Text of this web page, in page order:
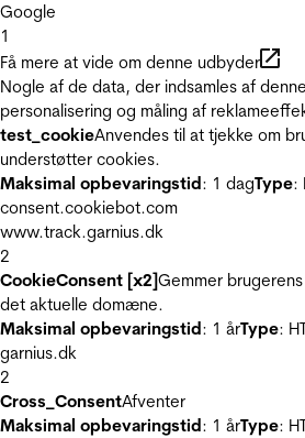
Google
1
Få mere at vide om denne udbyder
Nogle af de data, der indsamles af
personalisering og måling af
test_cookieAnvendes til at tjekke om
understøtter cookies.
Maksimal opbevaringstid: 1 dagType:
consent.cookiebot.com
www.track.garnius.dk
2
CookieConsent [x2]Gemmer
det aktuelle domæne.
Maksimal opbevaringstid: 1 årType:
garnius.dk
2
Cross_ConsentAfventer
Maksimal opbevaringstid: 1 årType: